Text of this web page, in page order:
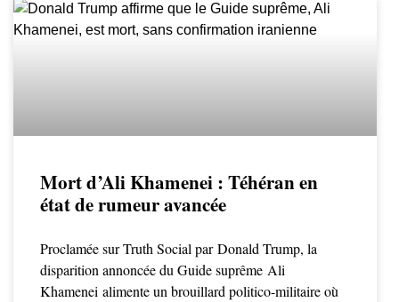
Mort d’Ali Khamenei : Téhéran en
état de rumeur avancée
Proclamée sur Truth Social par Donald Trump, la
disparition annoncée du Guide suprême Ali
Khamenei alimente un brouillard politico-militaire où